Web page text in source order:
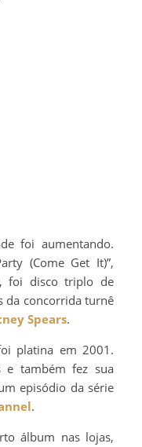
foi aumentando.
(Come Get It)”,
foi disco triplo de
da concorrida turnê
Spears.
platina em 2001.
e também fez sua
episódio da série
.
álbum nas lojas,